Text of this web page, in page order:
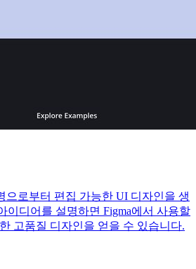
으로부터 편집 가능한 UI 디자인을 생
이디어를 설명하면 Figma에서 사용할
고품질 디자인을 얻을 수 있습니다.